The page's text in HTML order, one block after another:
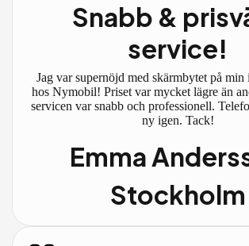
Snabb &
service!
Jag var supernöjd med skärmbytet på min
hos Nymobil! Priset var mycket lägre än
servicen var snabb och professionell.
ny igen. Tack!
Emma
Stockholm